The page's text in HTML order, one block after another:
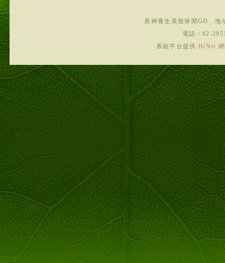
美神養生美妝休閒GO
地
電話： 02-
系統平台提供HiNet